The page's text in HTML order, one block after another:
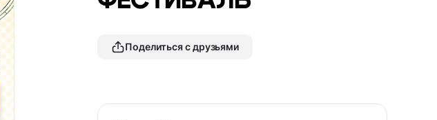
Поделиться с друзьями